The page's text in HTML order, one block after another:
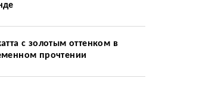
с золотым оттенком в
прочтении